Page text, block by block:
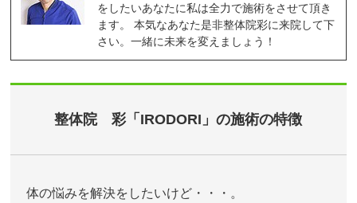
をしたいあなたに私は全力で施術をさせて頂き
ます。 本気なあなた是非整体院彩に来院して下
さい。一緒に未来を変えましょう！
整体院 彩「IRODORI」の施術の特徴
体の悩みを解決をしたいけど・・・。